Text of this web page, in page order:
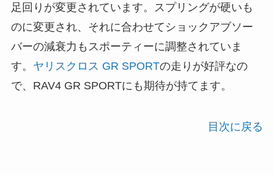
足回りが変更されています。スプリングが硬いも
のに変更され、それに合わせてショックアブソー
バーの減衰力もスポーティーに調整されていま
す。 ヤリスクロス GR SPORTの走りが好評なの
で、RAV4 GR SPORTにも期待が持てます。
目次に戻る